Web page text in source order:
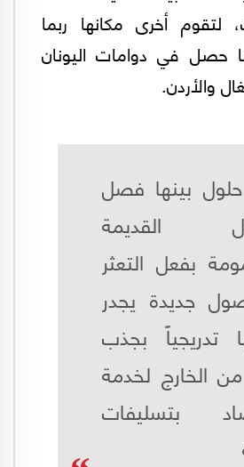
لتقوم أخرى مكانها ربما
حصل في دوامات اليونان
والأردن.
بينها فصل
القديمة
بفعل التعثر
جديدة يجدر
تدريجياً بجذب
الخارج لخدمة
بتسليفات